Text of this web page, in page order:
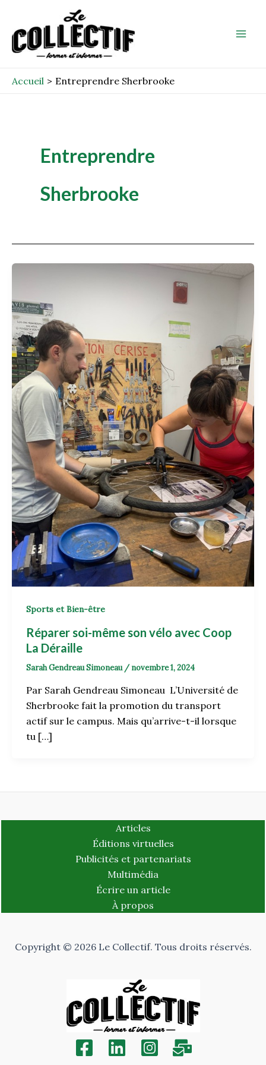
contenu
Accueil Entreprendre Sherbrooke
Entreprendre
Sherbrooke
Sports et Bien-être
Réparer soi-même son vélo avec Coop
La Déraille
Sarah Gendreau Simoneau / novembre 1, 2024
Par Sarah Gendreau Simoneau L’Université de
Sherbrooke fait la promotion du transport
actif sur le campus. Mais qu’arrive-t-il lorsque
tu […]
Articles
Éditions virtuelles
Publicités et partenariats
Multimédia
Écrire un article
À propos
Copyright © 2026 Le Collectif. Tous droits réservés.